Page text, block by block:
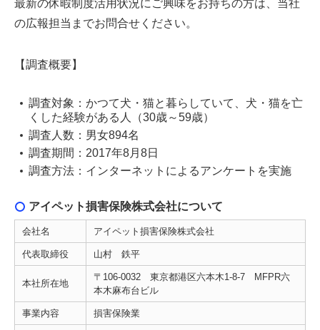
最新の休暇制度活用状況にご興味をお持ちの方は、当社
の広報担当までお問合せください。
【調査概要】
調査対象：かつて犬・猫と暮らしていて、犬・猫を亡
くした経験がある人（30歳～59歳）
調査人数：男女894名
調査期間：2017年8月8日
調査方法：インターネットによるアンケートを実施
アイペット損害保険株式会社について
会社名 アイペット損害保険株式会社
代表取締役 山村 鉄平
本社所在地
〒106-0032 東京都港区六本木1-8-7 MFPR六
本木麻布台ビル
事業内容 損害保険業